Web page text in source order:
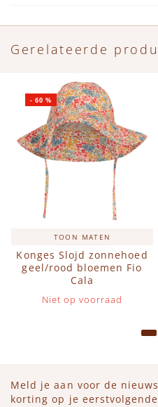
Gerelateerde
TOON MATEN
Konges Slojd zonnehoed
geel/rood bloemen Fio
Cala
Niet op voorraad
-60 %
Meld je aan voor de
korting op je